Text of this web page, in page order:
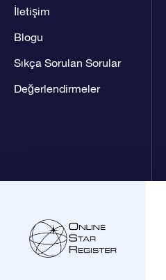
İletişim
Blogu
Sıkça Sorulan Sorular
Değerlendirmeler